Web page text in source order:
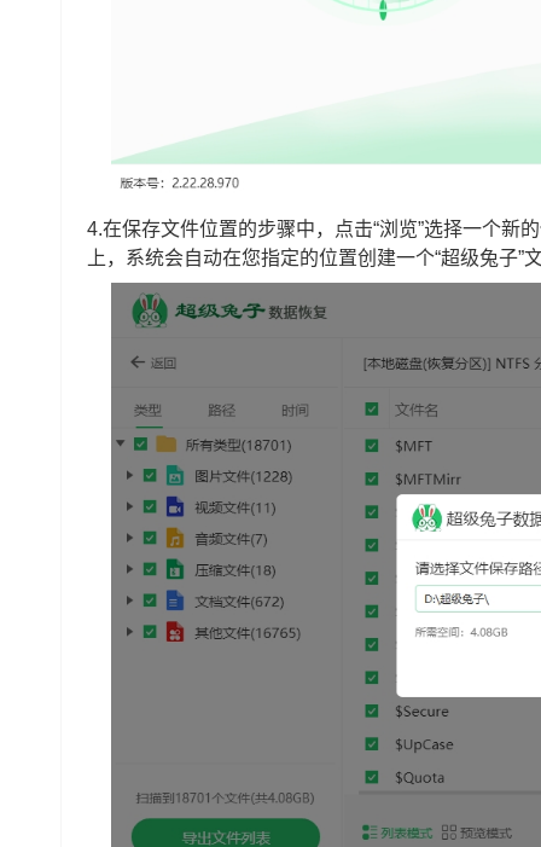
4.在保存文件位置的步骤中，点击“浏览”选择一个新
上，系统会自动在您指定的位置创建一个“超级兔子”